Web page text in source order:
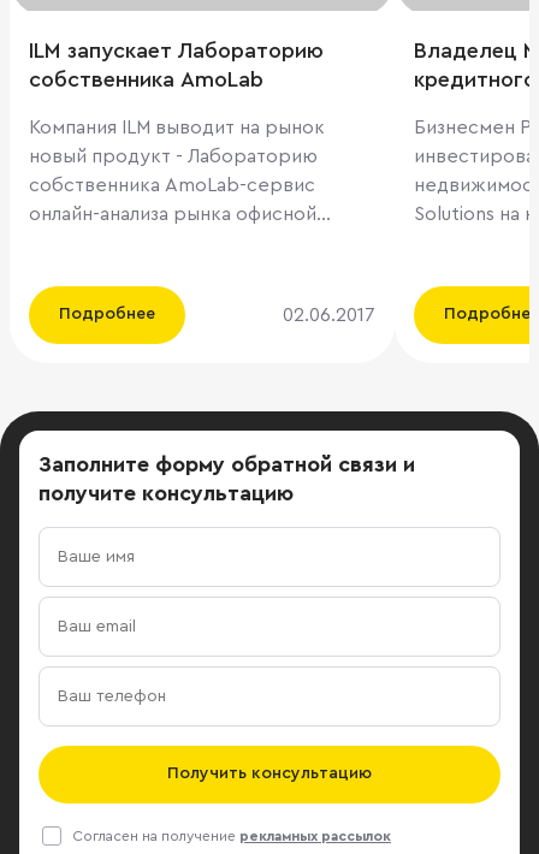
ILM запускает Лабораторию
собственника AmoLab
Компания ILM выводит на рынок
новый продукт - Лабораторию
собственника AmoLab-сервис
онлайн-анализа рынка офисной
пользователям–владельцам офисной
недвижимости проанализировать
сравнительный онлайн-анализ
посмотреть характеристики
объектов-конкурентов, посмотреть
подробную статистику по своим
объектам, проанализировать
среднюю рыночную базовую
арендную ставку на офисы в
выбранном субрынке, увидеть
отзывы от реальных клиентов по
своим офисным помещениям.
быстрых сделок. Собственник
сможет получать заявки от реальных
напрямую через свой AmoLab. В
Подробнее 02.06.2017
Владелец
Бизнесмен
Solutions на
строительства. Вошли
О том, что
Forbes),
бизнес-
идет об
ILM Андрей
«Россиум»,
Подробнее
Заполните форму обратной связи и
получите консультацию
Получить консультацию
Согласен на получение рекламных рассылок